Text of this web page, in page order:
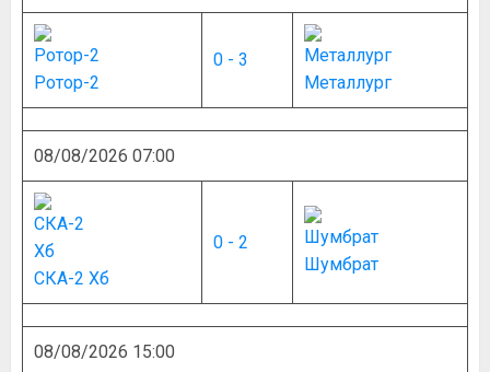
Ротор-2
0 - 3
Металлург
08/08/2026 07:00
СКА-2 Хб
0 - 2
Шумбрат
08/08/2026 15:00